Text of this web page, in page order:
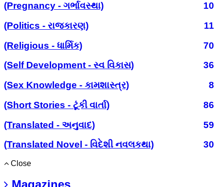
(Pregnancy - ગર્ભાવસ્થા)
10
(Politics - રાજકારણ)
11
(Religious - ધાર્મિક)
70
(Self Development - સ્વ વિકાસ)
36
(Sex Knowledge - કામશાસ્ત્ર)
8
(Short Stories - ટૂંકી વાર્તા)
86
(Translated - અનુવાદ)
59
(Translated Novel - વિદેશી નવલકથા)
30
Close
Magazines